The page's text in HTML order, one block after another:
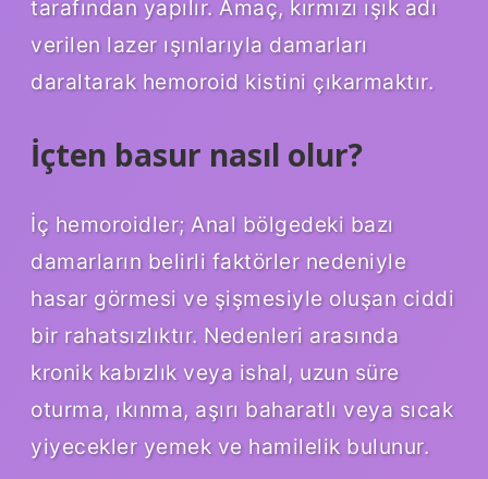
tarafından yapılır. Amaç, kırmızı ışık adı
verilen lazer ışınlarıyla damarları
daraltarak hemoroid kistini çıkarmaktır.
İçten basur nasıl olur?
İç hemoroidler; Anal bölgedeki bazı
damarların belirli faktörler nedeniyle
hasar görmesi ve şişmesiyle oluşan ciddi
bir rahatsızlıktır. Nedenleri arasında
kronik kabızlık veya ishal, uzun süre
oturma, ıkınma, aşırı baharatlı veya sıcak
yiyecekler yemek ve hamilelik bulunur.